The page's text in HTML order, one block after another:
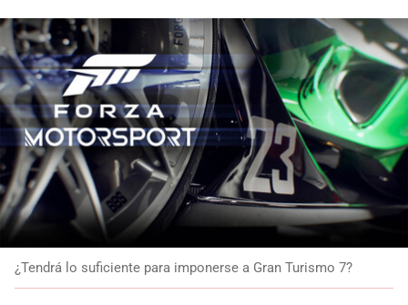
¿Tendrá lo suficiente para imponerse a Gran Turismo 7?